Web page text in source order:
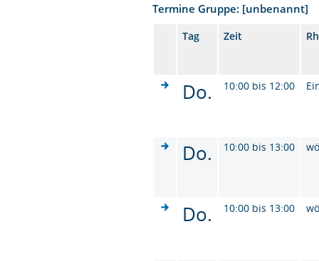
Termine Gruppe: [unbenannt]
Tag Zeit
Do. 10:00 bis 12:00
Do. 10:00 bis 13:00
Do. 10:00 bis 13:00